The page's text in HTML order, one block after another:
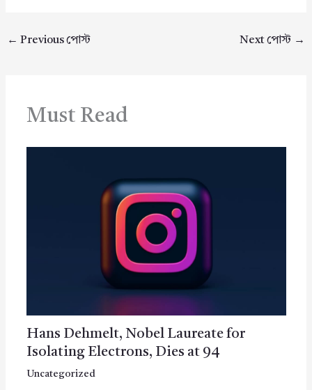
← Previous পোস্ট Next পোস্ট →
Must Read
Hans Dehmelt, Nobel Laureate for
Isolating Electrons, Dies at 94
Uncategorized